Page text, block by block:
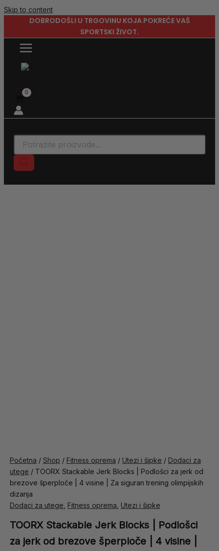
Skip to content
DOBRODOŠLI U TRGOVINU KOJA POKREĆE VAŠ
SPORTSKI ŽIVOT.
Početna / Shop / Fitness oprema / Utezi i šipke / Dodaci za
utege / TOORX Stackable Jerk Blocks | Podlošci za jerk od
brezove šperploče | 4 visine | Za siguran trening olimpijskih
dizanja
Dodaci za utege Fitness oprema Utezi i šipke
TOORX Stackable Jerk Blocks | Podlošci
za jerk od brezove šperploče | 4 visine |